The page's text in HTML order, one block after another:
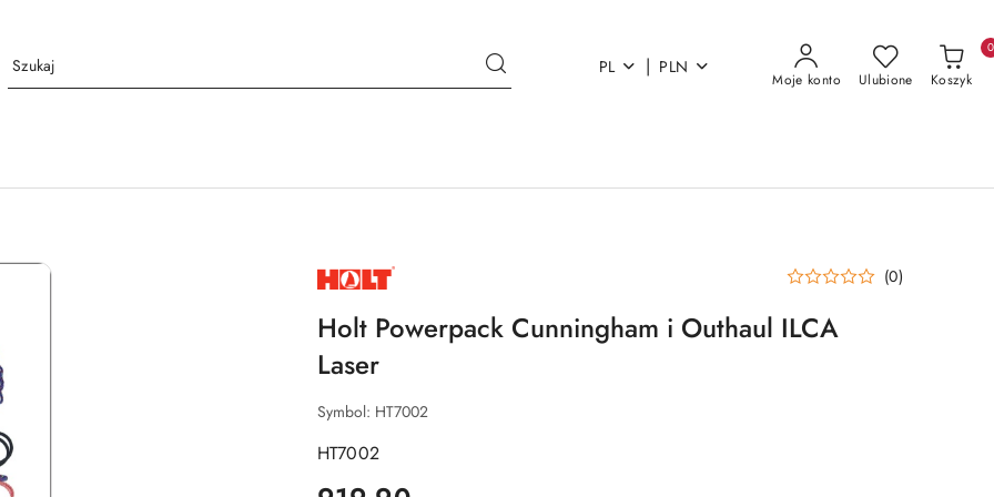
PL | PLN
Moje konto Ulubione Koszyk
0
NAZWA
PRODUCENTA: (0)
Holt Powerpack Cunningham i Outhaul ILCA
Laser
Symbol: HT7002
HT7002